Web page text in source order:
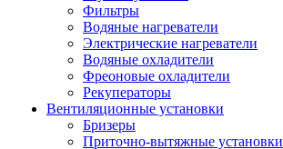
Фильтры
Водяные нагреватели
Электрические нагреватели
Водяные охладители
Фреоновые охладители
Рекуператоры
Вентиляционные установки
Бризеры
Приточно-вытяжные установки